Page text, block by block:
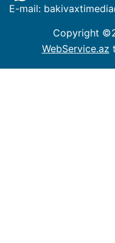
E-mail: bakivaxtimedia
Copyright ©
WebService.az